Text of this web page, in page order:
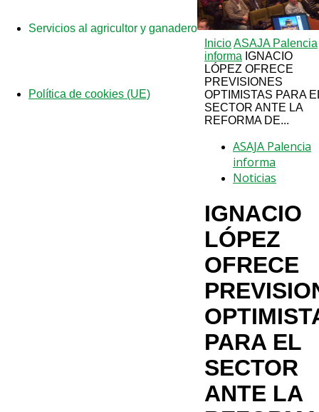
Servicios al agricultor y ganadero
Política de cookies (UE)
InicioASAJA Palencia
informa IGNACIO
LÓPEZ OFRECE
PREVISIONES
OPTIMISTAS PARA
SECTOR ANTE LA
REFORMA DE...
ASAJA Palencia
informa
Noticias
IGNACIO
LÓPEZ
OFRECE
PARA EL
SECTOR
ANTE LA